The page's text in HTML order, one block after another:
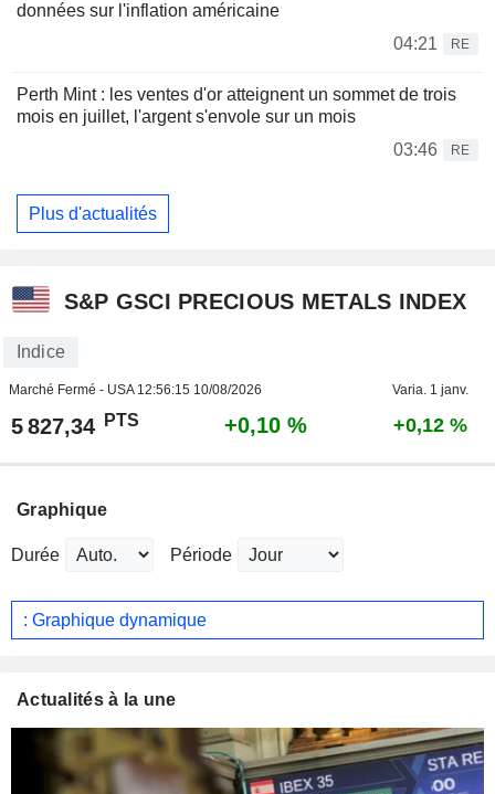
données sur l'inflation américaine
04:21
RE
Perth Mint : les ventes d'or atteignent un sommet de trois
mois en juillet, l'argent s'envole sur un mois
03:46
RE
Plus d'actualités
S&P GSCI PRECIOUS METALS INDEX
Indice
Marché Fermé - USA 12:56:15 10/08/2026 Varia. 1 janv.
5 827,34 PTS +0,10 % +0,12 %
Graphique
Durée Période
: Graphique dynamique
Actualités à la une